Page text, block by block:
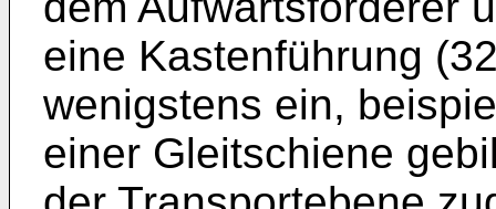
eine Kastenführung
wenigstens ein,
einer Gleitschiene